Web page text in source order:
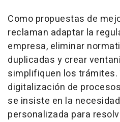
Como propuestas de
reclaman adaptar la
empresa, eliminar
duplicadas y crear
simplifiquen los trámites.
digitalización de
se insiste en la
personalizada para